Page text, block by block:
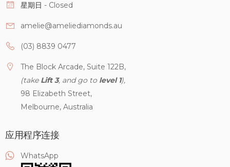
星期日 - Closed
amelie@ameliediamonds.au
(03) 8839 0477
The Block Arcade, Suite 122B,
(take Lift 3, and go to level 1),
98 Elizabeth Street,
Melbourne, Australia
应用程序连接
WhatsApp